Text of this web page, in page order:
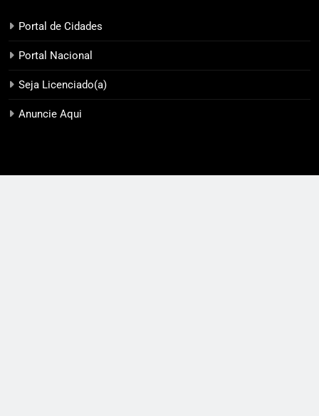
Portal de Cidades
Portal Nacional
Seja Licenciado(a)
Anuncie Aqui